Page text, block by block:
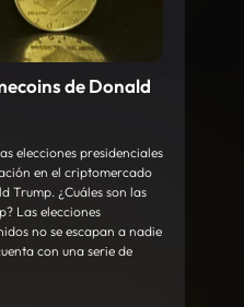
de Donald
elecciones presidenciales
en el criptomercado
Trump. ¿Cuáles son las
Las elecciones
no se escapan a nadie
con una serie de